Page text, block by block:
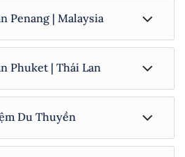
Penang | Malaysia
gia các hoạt động vui chơi
Xe đón và đưa Quý khách
Phuket | Thái Lan
di chuyển xuống cảng,
Du Thuyền